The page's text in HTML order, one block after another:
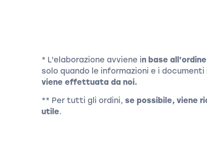
* L'elaborazione avviene in base
solo quando le informazioni e i
viene effettuata da noi.
** Per tutti gli ordini,se possibile, viene
utile.